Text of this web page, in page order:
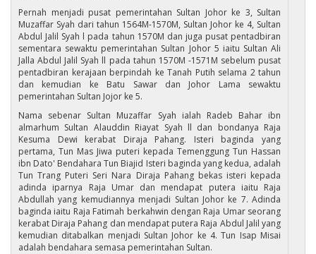
Pernah menjadi pusat pemerintahan Sultan Johor ke 3, Sultan
Muzaffar Syah dari tahun 1564M-1570M, Sultan Johor ke 4, Sultan
Abdul Jalil Syah l pada tahun 1570M dan juga pusat pentadbiran
sementara sewaktu pemerintahan Sultan Johor 5 iaitu Sultan Ali
Jalla Abdul Jalil Syah ll pada tahun 1570M -1571M sebelum pusat
pentadbiran kerajaan berpindah ke Tanah Putih selama 2 tahun
dan kemudian ke Batu Sawar dan Johor Lama sewaktu
pemerintahan Sultan Jojor ke 5.
Nama sebenar Sultan Muzaffar Syah ialah Radeb Bahar ibn
almarhum Sultan Alauddin Riayat Syah ll dan bondanya Raja
Kesuma Dewi kerabat Diraja Pahang. Isteri baginda yang
pertama, Tun Mas Jiwa puteri kepada Temenggung Tun Hassan
ibn Dato' Bendahara Tun Biajid Isteri baginda yang kedua, adalah
Tun Trang Puteri Seri Nara Diraja Pahang bekas isteri kepada
adinda iparnya Raja Umar dan mendapat putera iaitu Raja
Abdullah yang kemudiannya menjadi Sultan Johor ke 7. Adinda
baginda iaitu Raja Fatimah berkahwin dengan Raja Umar seorang
kerabat Diraja Pahang dan mendapat putera Raja Abdul Jalil yang
kemudian ditabalkan menjadi Sultan Johor ke 4. Tun Isap Misai
adalah bendahara semasa pemerintahan Sultan.